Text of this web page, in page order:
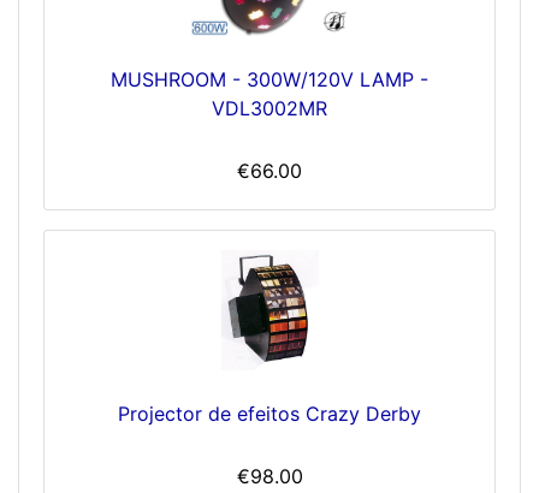
MUSHROOM - 300W/120V LAMP -
VDL3002MR
€66.00
Projector de efeitos Crazy Derby
€98.00